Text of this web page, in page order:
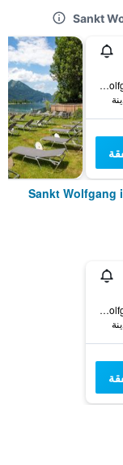
Markt 114, Sankt Wolfgang im Salzkammergut, النمسا العليا, النمسا
Markt 196, Sankt Wolfgang im Salzkammergut, النمسا العليا, النمسا